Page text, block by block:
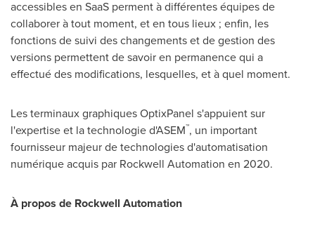
accessibles en SaaS perment à différentes équipes de
collaborer à tout moment, et en tous lieux ; enfin, les
fonctions de suivi des changements et de gestion des
versions permettent de savoir en permanence qui a
effectué des modifications, lesquelles, et à quel moment.
Les terminaux graphiques OptixPanel s'appuient sur
l'expertise et la technologie d'ASEM™, un important
fournisseur majeur de technologies d'automatisation
numérique acquis par Rockwell Automation en 2020.
À propos de Rockwell Automation